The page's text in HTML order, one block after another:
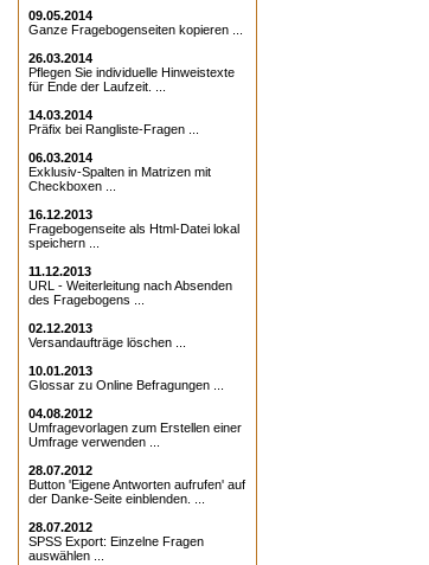
09.05.2014
Ganze Fragebogenseiten kopieren ...
26.03.2014
Pflegen Sie individuelle Hinweistexte
für Ende der Laufzeit. ...
14.03.2014
Präfix bei Rangliste-Fragen ...
06.03.2014
Exklusiv-Spalten in Matrizen mit
Checkboxen ...
16.12.2013
Fragebogenseite als Html-Datei lokal
speichern ...
11.12.2013
URL - Weiterleitung nach Absenden
des Fragebogens ...
02.12.2013
Versandaufträge löschen ...
10.01.2013
Glossar zu Online Befragungen ...
04.08.2012
Umfragevorlagen zum Erstellen einer
Umfrage verwenden ...
28.07.2012
Button 'Eigene Antworten aufrufen' auf
der Danke-Seite einblenden. ...
28.07.2012
SPSS Export: Einzelne Fragen
auswählen ...